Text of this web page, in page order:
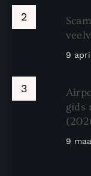
9
gids
9